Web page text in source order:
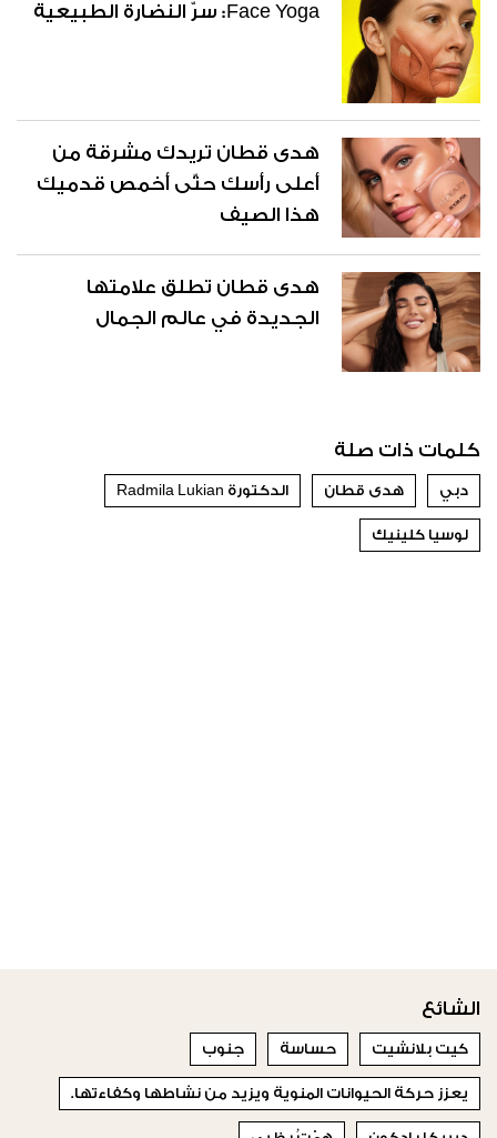
Face Yoga: سرّ النضارة الطبيعية
هدى قطان تريدك مشرقة من
أعلى رأسك حتّى أخمص قدميك
هذا الصيف
هدى قطان تطلق علامتها
الجديدة في عالم الجمال
كلمات ذات صلة
دبي هدى قطان الدكتورة Radmila Lukian
لوسيا كلينيك
الشائع
كيت بلانشيت حساسة جنوب
يعزز حركة الحيوانات المنوية ويزيد من نشاطها وكفاءتها.